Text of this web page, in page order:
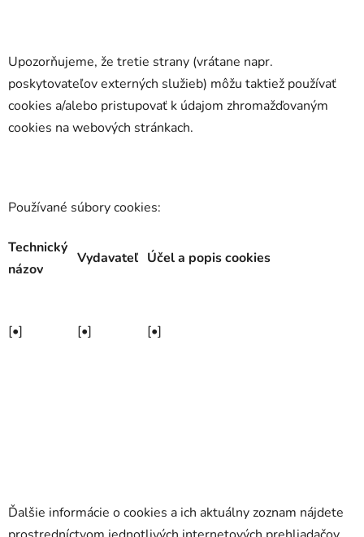
Upozorňujeme, že tretie strany (vrátane napr.
poskytovateľov externých služieb) môžu taktiež používať
cookies a/alebo pristupovať k údajom zhromažďovaným
cookies na webových stránkach.
Používané súbory cookies:
Technický
názov
Vydavateľ Účel a popis cookies
[•] [•] [•]
Ďalšie informácie o cookies a ich aktuálny zoznam nájdete